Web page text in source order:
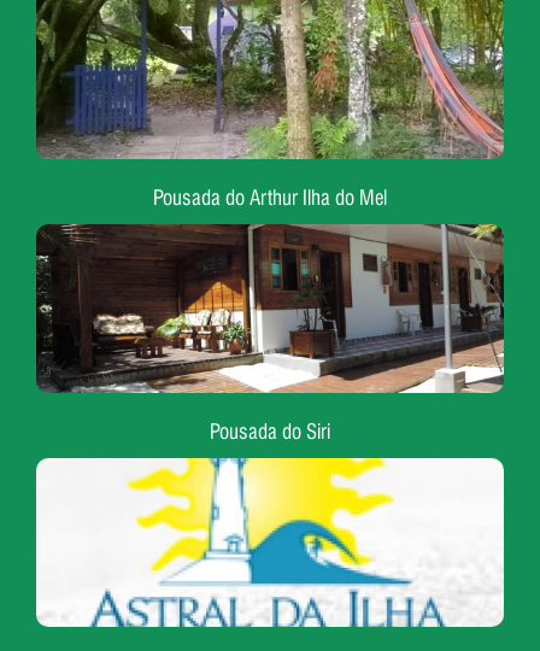
Pousada do Arthur Ilha do Mel
Pousada do Siri